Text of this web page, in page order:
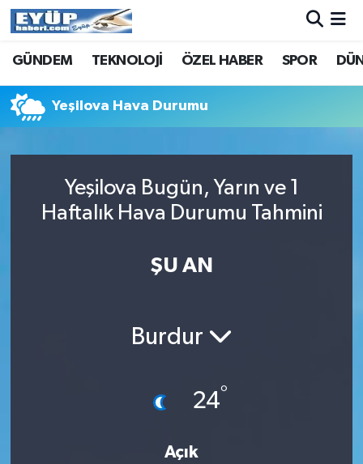
GÜNDEM TEKNOLOJİ ÖZEL HABER SPOR
Yeşilova Hava Durumu
Yeşilova Bugün, Yarın ve 1
Haftalık Hava Durumu Tahmini
ŞU AN
Burdur
24°
Açık